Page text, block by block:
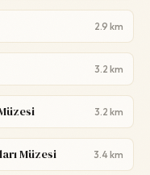
2.9 km
3.2 km
3.2 km
Müzesi 3.4 km